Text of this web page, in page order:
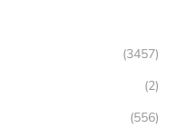
(3457)
(2)
(556)